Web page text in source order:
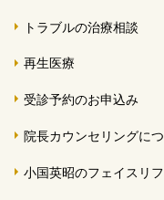
トラブルの治療相談
再生医療
受診予約のお申込み
院長カウンセリングに
小国英昭のフェイスリ